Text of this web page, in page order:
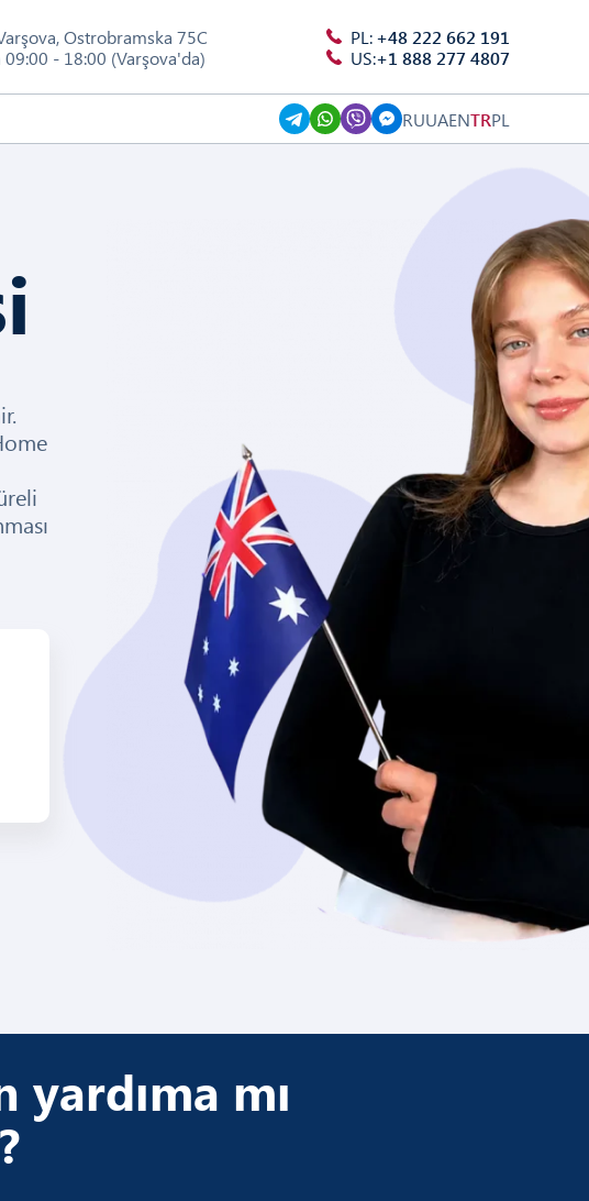
,Ostrobramska 75C
09:00 - 18:00 (Varşova'da)
PL:+48 222 662 191
US:+1 888 277 4807
RUUAENTRPL
mı